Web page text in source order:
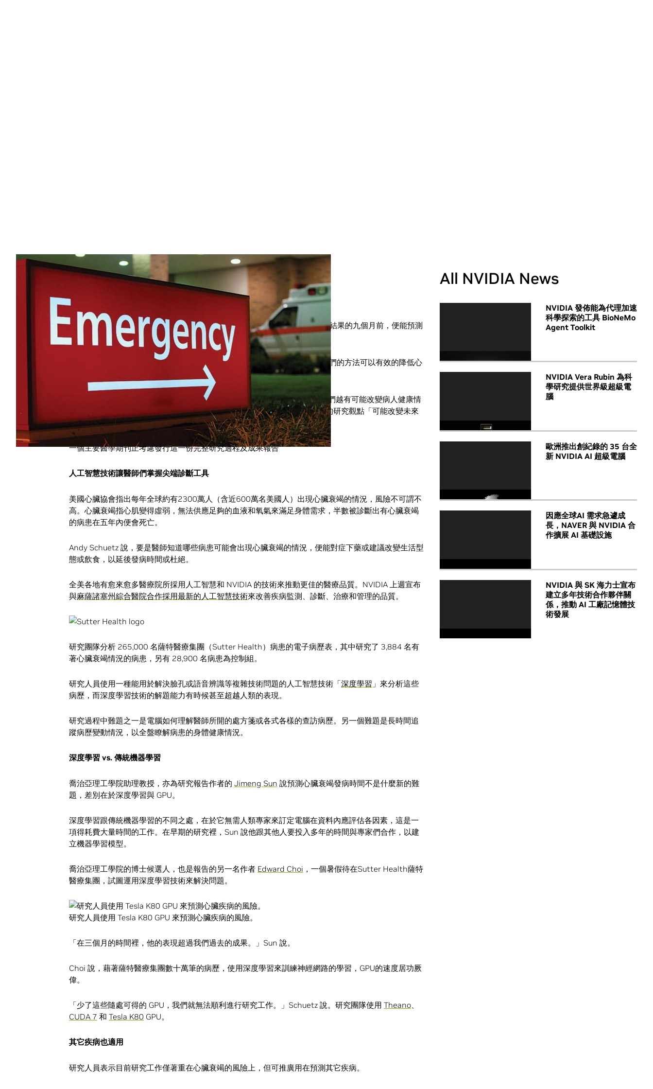
Share
你應該不想在急診室裡，才知道自己有著心臟衰竭的毛病。
分析電子病歷表的研究人員運用人工智慧與 GPU 奪得先機。在醫師宣布診斷結果的九個月前，便能預測
病患是否會出現心臟衰竭的情況。
一個位於北加州的非營利研究團隊Sutter Health，和喬治亞科技機構相信他們的方法可以有效的降低心
Sutter Health的一位資深資料科學家 Andy Schuetz 說「越早發現病灶，我們越有可能改變病人健康情
況的結果，並且改善他們的生活品質」同時，他也在一份報告 中這麼描述他的研究觀點「可能改變未來
的這件事，讓我非常興奮。」
一個主要醫學期刊正考慮發行這一份完整研究過程及成果報告
人工智慧技術讓醫師們掌握尖端診斷工具
美國心臟協會指出每年全球約有2300萬人（含近600萬名美國人）出現心臟衰竭的情況，風險不可謂不
高。心臟衰竭指心肌變得虛弱，無法供應足夠的血液和氧氣來滿足身體需求，半數被診斷出有心臟衰竭
的病患在五年內便會死亡。
Andy Schuetz 說，要是醫師知道哪些病患可能會出現心臟衰竭的情況，便能對症下藥或建議改變生活型
態或飲食，以延後發病時間或杜絕。
全美各地有愈來愈多醫療院所採用人工智慧和 NVIDIA 的技術來推動更佳的醫療品質。NVIDIA 上週宣布
與麻薩諸塞州綜合醫院合作採用最新的人工智慧技術來改善疾病監測、診斷、治療和管理的品質。
研究團隊分析 265,000 名薩特醫療集團（Sutter Health）病患的電子病歷表，其中研究了 3,884 名有
著心臟衰竭情況的病患，另有 28,900 名病患為控制組。
研究人員使用一種能用於解決臉孔或語音辨識等複雜技術問題的人工智慧技術「深度學習 」來分析這些
病歷，而深度學習技術的解題能力有時候甚至超越人類的表現。
研究過程中難題之一是電腦如何理解醫師所開的處方箋或各式各樣的查訪病歷。另一個難題是長時間追
蹤病歷變動情況，以全盤瞭解病患的身體健康情況。
深度學習 vs. 傳統機器學習
喬治亞理工學院助理教授，亦為研究報告作者的 Jimeng Sun 說預測心臟衰竭發病時間不是什麼新的難
題，差別在於深度學習與 GPU。
深度學習跟傳統機器學習的不同之處，在於它無需人類專家來訂定電腦在資料內應評估各因素，這是一
項得耗費大量時間的工作。在早期的研究裡，Sun 說他跟其他人要投入多年的時間與專家們合作，以建
立機器學習模型。
喬治亞理工學院的博士候選人，也是報告的另一名作者 Edward Choi ，一個暑假待在Sutter Health薩特
醫療集團，試圖運用深度學習技術來解決問題。
研究人員使用 Tesla K80 GPU 來預測心臟疾病的風險。
「在三個月的時間裡，他的表現超過我們過去的成果。」Sun 說。
Choi 說，藉著薩特醫療集團數十萬筆的病歷，使用深度學習來訓練神經網路的學習，GPU的速度居功厥
偉。
「少了這些隨處可得的 GPU，我們就無法順利進行研究工作。」Schuetz 說。研究團隊使用 Theano、
CUDA 7 和 Tesla K80 GPU。
其它疾病也適用
研究人員表示目前研究工作僅著重在心臟衰竭的風險上，但可推廣用在預測其它疾病。
All NVIDIA News
NVIDIA 發佈能為代理加速
科學探索的工具 BioNeMo
Agent Toolkit
NVIDIA Vera Rubin 為科
學研究提供世界級超級電
腦
歐洲推出創紀錄的 35 台全
新 NVIDIA AI 超級電腦
因應全球AI 需求急遽成
長，NAVER 與 NVIDIA 合
作擴展 AI 基礎設施
NVIDIA 與 SK 海力士宣布
建立多年技術合作夥伴關
係，推動 AI 工廠記憶體技
術發展